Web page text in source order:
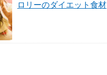
ロリーのダイエット食材